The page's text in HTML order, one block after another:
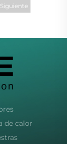
Siguiente
de calor